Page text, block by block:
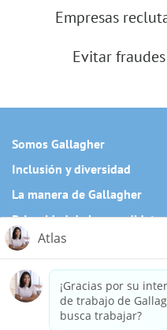
Empresas
Evitar
Somos Gallagher
Inclusión y diversidad
La manera de Gallagher
Privacidad de los candidatos
Cookie Policy
¿Necesita una adaptación
parte de nuestro proceso
este sitio web?